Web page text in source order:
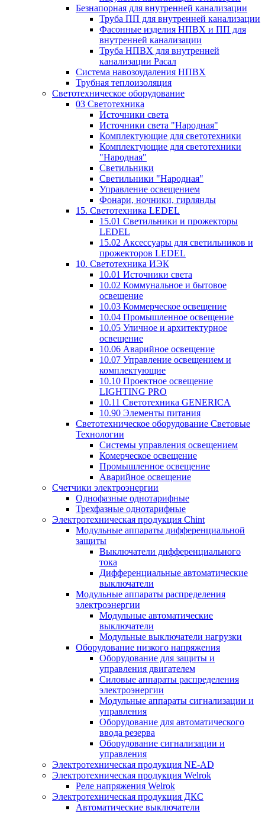
Безнапорная для внутренней канализации
Труба ПП для внутренней канализации
Фасонные изделия НПВХ и ПП для
внутренней канализации
Труба НПВХ для внутренней
канализации Расал
Система навозоудаления НПВХ
Трубная теплоизоляция
Светотехническое оборудование
03 Светотехника
Источники света
Источники света "Народная"
Комплектующие для светотехники
Комплектующие для светотехники
"Народная"
Светильники
Светильники "Народная"
Управление освещением
Фонари, ночники, гирлянды
15. Светотехника LEDEL
15.01 Светильники и прожекторы
LEDEL
15.02 Аксессуары для светильников и
прожекторов LEDEL
10. Светотехника ИЭК
10.01 Источники света
10.02 Коммунальное и бытовое
освещение
10.03 Коммерческое освещение
10.04 Промышленное освещение
10.05 Уличное и архитектурное
освещение
10.06 Аварийное освещение
10.07 Управление освещением и
комплектующие
10.10 Проектное освещение
LIGHTING PRO
10.11 Светотехника GENERICA
10.90 Элементы питания
Светотехническое оборудование Световые
Технологии
Системы управления освещением
Комерческое освещение
Промышленное освещение
Аварийное освещение
Счетчики электроэнергии
Однофазные однотарифные
Трехфазные однотарифные
Электротехническая продукция Chint
Модульные аппараты дифференциальной
защиты
Выключатели дифференциального
тока
Дифференциальные автоматические
выключатели
Модульные аппараты распределения
электроэнергии
Модульные автоматические
выключатели
Модульные выключатели нагрузки
Оборудование низкого напряжения
Оборудование для защиты и
управления двигателем
Силовые аппараты распределения
электроэнергии
Модульные аппараты сигнализации и
управления
Оборудование для автоматического
ввода резерва
Оборудование сигнализации и
управления
Электротехническая продукция NE-AD
Электротехническая продукция Welrok
Реле напряжения Welrok
Электротехническая продукция ДКС
Автоматические выключатели